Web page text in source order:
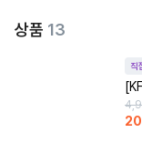
상품 13
직
20